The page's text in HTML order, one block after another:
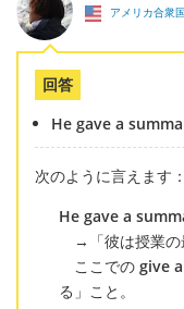
アメリカ合衆国
回答
He gave a
次のように言えます：
He gave a
→「彼は授業の
ここでの give
る」こと。